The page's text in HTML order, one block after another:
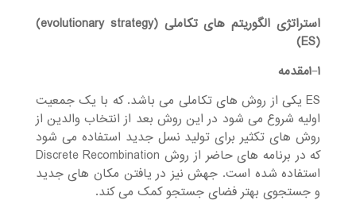
استراتژی الگوریتم های تکاملی
(evolutionary strategy)
(ES)
۱−۱مقدمه
ES یکی از روش های تکاملی می باشد. که با یک جمعیت
اولیه شروع می شود در این روش بعد از انتخاب والدین از
روش های تکثیر برای تولید نسل جدید استفاده می شود
که در برنامه های حاضر از روش Discrete Recombination
استفاده شده است. جهش نیز در یافتن مکان های جدید
و جستجوی بهتر فضای جستجو کمک می کند.